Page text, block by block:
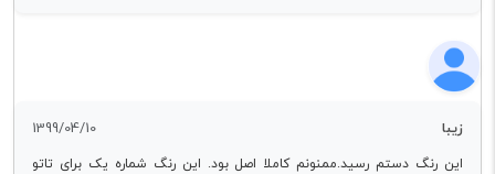
زیبا 1399/04/10
این رنگ دستم رسید.ممنونم کاملا اصل بود. این رنگ شماره یک برای تاتو